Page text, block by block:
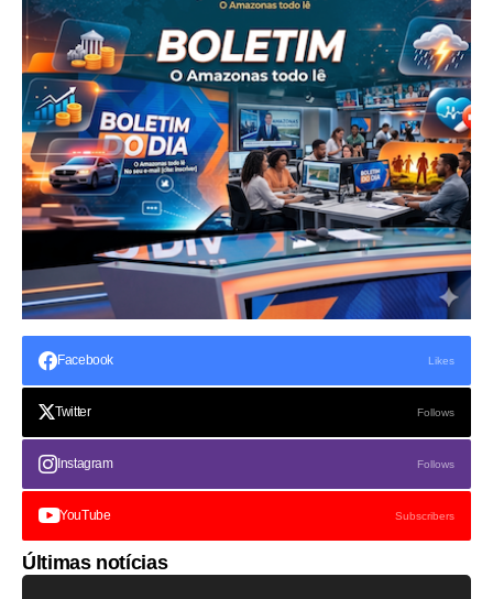
Facebook Likes
Twitter Follows
Instagram Follows
YouTube Subscribers
Últimas notícias